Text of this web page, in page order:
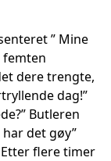
” Mine
femten
dere trengte,
dag!”
Butleren
det gøy”
flere timer